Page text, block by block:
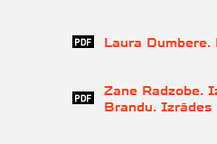
Laura
Zane Radzobe.
Brandu. Izrādes